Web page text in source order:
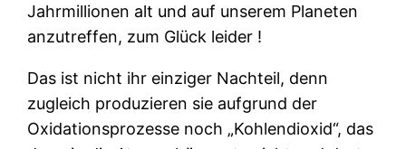
Jahrmillionen alt und auf unserem Planeten
anzutreffen, zum Glück leider !
Das ist nicht ihr einziger Nachteil, denn
zugleich produzieren sie aufgrund der
Oxidationsprozesse noch „Kohlendioxid“, das